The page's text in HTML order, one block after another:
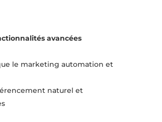
avancées
le marketing automation et
naturel et